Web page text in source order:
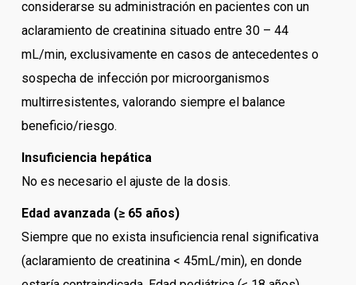
considerarse su administración en pacientes con un
aclaramiento de creatinina situado entre 30 – 44
mL/min, exclusivamente en casos de antecedentes o
sospecha de infección por microorganismos
multirresistentes, valorando siempre el balance
beneficio/riesgo.
Insuficiencia hepática
No es necesario el ajuste de la dosis.
Edad avanzada (≥ 65 años)
Siempre que no exista insuficiencia renal significativa
(aclaramiento de creatinina < 45mL/min), en donde